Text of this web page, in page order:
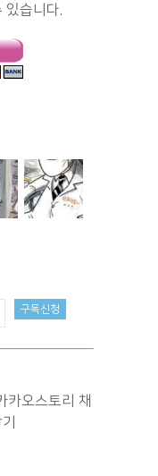
있습니다.
카오스토리 채